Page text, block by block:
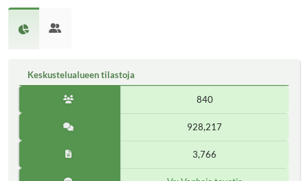
Keskustelualueen tilastoja
840
928,217
3,766